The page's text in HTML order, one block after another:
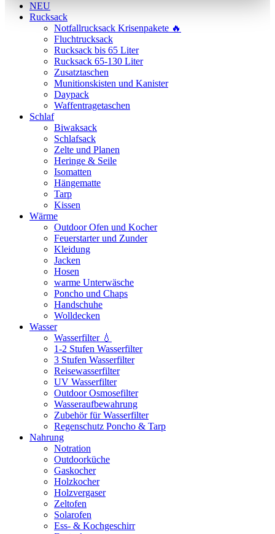
NEU
Rucksack
Notfallrucksack Krisenpakete 🔥
Fluchtrucksack
Rucksack bis 65 Liter
Rucksack 65-130 Liter
Zusatztaschen
Munitionskisten und Kanister
Daypack
Waffentragetaschen
Schlaf
Biwaksack
Schlafsack
Zelte und Planen
Heringe & Seile
Isomatten
Hängematte
Tarp
Kissen
Wärme
Outdoor Ofen und Kocher
Feuerstarter und Zunder
Kleidung
Jacken
Hosen
warme Unterwäsche
Poncho und Chaps
Handschuhe
Wolldecken
Wasser
Wasserfilter 💧
1-2 Stufen Wasserfilter
3 Stufen Wasserfilter
Reisewasserfilter
UV Wasserfilter
Outdoor Osmosefilter
Wasseraufbewahrung
Zubehör für Wasserfilter
Regenschutz Poncho & Tarp
Nahrung
Notration
Outdoorküche
Gaskocher
Holzkocher
Holzvergaser
Zeltofen
Solarofen
Ess- & Kochgeschirr